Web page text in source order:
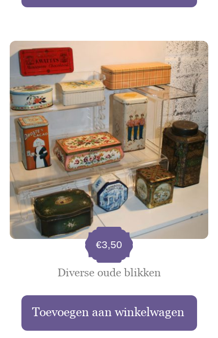
Diverse oude blikken
€3,50
Toevoegen aan winkelwagen